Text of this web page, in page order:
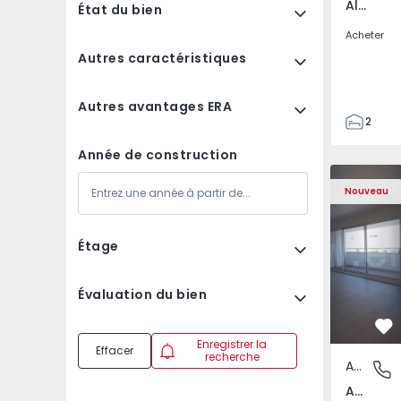
État du bien
Autres caractéristiques
Autres avantages ERA
Année de construction
Étage
Évaluation du bien
Effacer
Enregistrer la
recherche
Almada, Cova da Piedade, Pragal e Cacilhas, Setúbal
Acheter
2
70
85
0
0
Nouveau
Appartement T3
Av.
Appartement
Av. Boavista, Porto